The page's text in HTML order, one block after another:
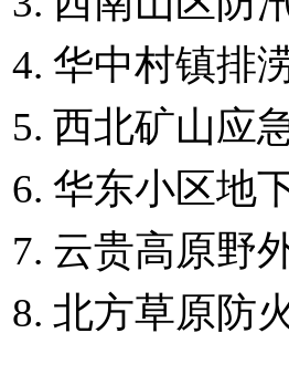
华中村镇排
西北矿山应
华东小区地
云贵高原野
北方草原防